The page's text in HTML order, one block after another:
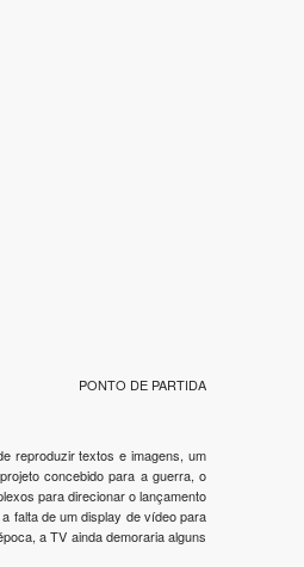
PONTO DE PARTIDA
reproduzir textos e imagens, um
concebido para a guerra, o
para direcionar o lançamento
falta de um display de vídeo para
a TV ainda demoraria alguns